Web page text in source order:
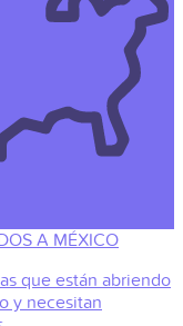
A MÉXICO
que están abriendo
y necesitan